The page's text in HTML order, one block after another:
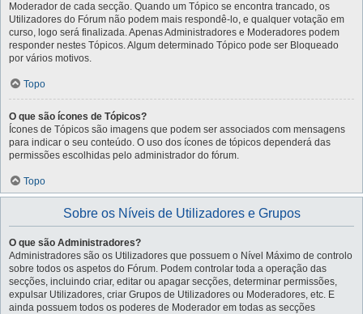
Moderador de cada secção. Quando um Tópico se encontra trancado, os
Utilizadores do Fórum não podem mais respondê-lo, e qualquer votação em
curso, logo será finalizada. Apenas Administradores e Moderadores podem
responder nestes Tópicos. Algum determinado Tópico pode ser Bloqueado
por vários motivos.
Topo
O que são ícones de Tópicos?
Ícones de Tópicos são imagens que podem ser associados com mensagens
para indicar o seu conteúdo. O uso dos ícones de tópicos dependerá das
permissões escolhidas pelo administrador do fórum.
Topo
Sobre os Níveis de Utilizadores e Grupos
O que são Administradores?
Administradores são os Utilizadores que possuem o Nível Máximo de controlo
sobre todos os aspetos do Fórum. Podem controlar toda a operação das
secções, incluindo criar, editar ou apagar secções, determinar permissões,
expulsar Utilizadores, criar Grupos de Utilizadores ou Moderadores, etc. E
ainda possuem todos os poderes de Moderador em todas as secções